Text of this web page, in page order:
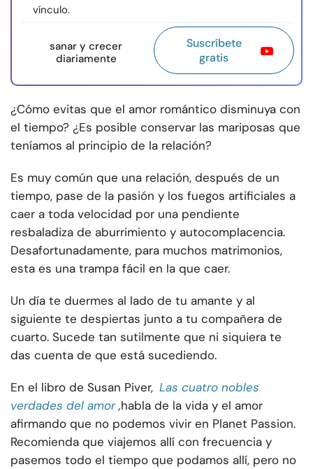
vínculo.
sanar y crecer
diariamente
Suscríbete
gratis
¿Cómo evitas que el amor romántico disminuya con
el tiempo? ¿Es posible conservar las mariposas que
teníamos al principio de la relación?
Es muy común que una relación, después de un
tiempo, pase de la pasión y los fuegos artificiales a
caer a toda velocidad por una pendiente
resbaladiza de aburrimiento y autocomplacencia.
Desafortunadamente, para muchos matrimonios,
esta es una trampa fácil en la que caer.
Un día te duermes al lado de tu amante y al
siguiente te despiertas junto a tu compañera de
cuarto. Sucede tan sutilmente que ni siquiera te
das cuenta de que está sucediendo.
En el libro de Susan Piver, Las cuatro nobles
verdades del amor ,habla de la vida y el amor
afirmando que no podemos vivir en Planet Passion.
Recomienda que viajemos allí con frecuencia y
pasemos todo el tiempo que podamos allí, pero no